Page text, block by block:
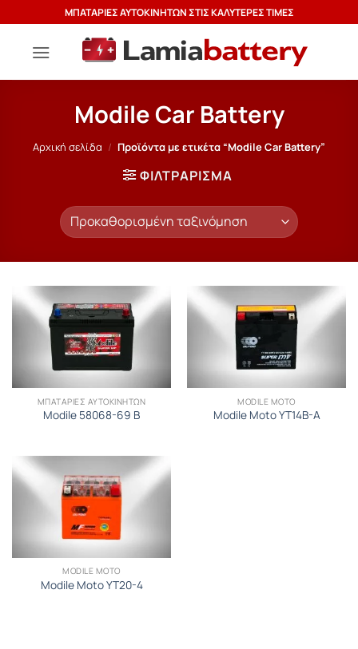
στο
περιεχόμενο
ΜΠΑΤΑΡΙΕΣ ΑΥΤΟΚΙΝΗΤΩΝ ΣΤΙΣ ΚΑΛΥΤΕΡΕΣ ΤΙΜΕΣ
Modile Car Battery
Αρχική σελίδα / Προϊόντα με ετικέτα “Modile Car Battery”
ΦΙΛΤΡΆΡΙΣΜΑ
ΜΠΑΤΑΡΙΕΣ ΑΥΤΟΚΙΝΗΤΩΝ
Modile 58068-69 B
MODILE MOTO
Modile Moto YT14B-A
MODILE MOTO
Modile Moto YT20-4